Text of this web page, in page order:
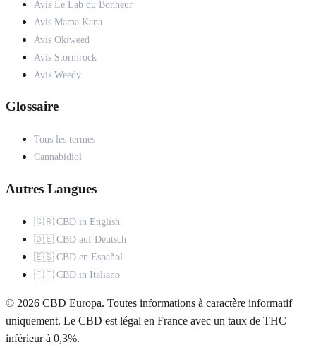
Avis Le Lab du Bonheur
Avis Mama Kana
Avis Okiweed
Avis Stormrock
Avis Weedy
Glossaire
Tous les termes
Cannabidiol
Autres Langues
🇬🇧 CBD in English
🇩🇪 CBD auf Deutsch
🇪🇸 CBD en Español
🇮🇹 CBD in Italiano
© 2026 CBD Europa. Toutes informations à caractère informatif
uniquement. Le CBD est légal en France avec un taux de THC
inférieur à 0,3%.